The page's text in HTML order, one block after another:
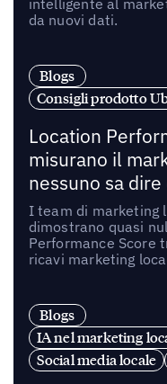
intelligente al
da nuovi dati.
Blogs
Consigli prodotto
Location
misurano il
nessuno sa
I team di marketing
dimostrano quasi
Performance Score
ricavi marketing
Blogs
IA nel marketing
Social media locale